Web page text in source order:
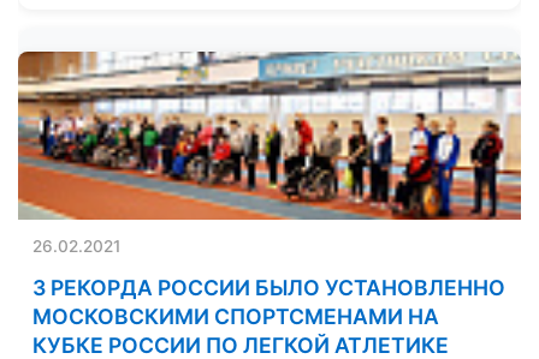
26.02.2021
3 РЕКОРДА РОССИИ БЫЛО УСТАНОВЛЕННО
МОСКОВСКИМИ СПОРТСМЕНАМИ НА
КУБКЕ РОССИИ ПО ЛЕГКОЙ АТЛЕТИКЕ